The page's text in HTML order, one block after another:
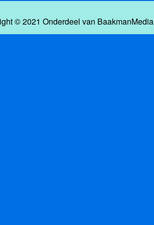
© 2021 Onderdeel van BaakmanMedia